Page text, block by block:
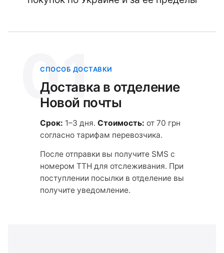
01
СПОСОБ ДОСТАВКИ
Доставка в отделение
Новой почты
Срок: 1–3 дня. Стоимость: от 70 грн
согласно тарифам перевозчика.
После отправки вы получите SMS с
номером ТТН для отслеживания. При
поступлении посылки в отделение вы
получите уведомление.